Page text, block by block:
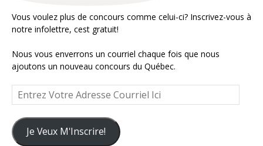
Vous voulez plus de concours comme celui-ci? Inscrivez-vous à
notre infolettre, cest gratuit!
Nous vous enverrons un courriel chaque fois que nous
ajoutons un nouveau concours du Québec.
Entrez
Votre
Adresse
Courriel
Ici
Je Veux M'Inscrire!